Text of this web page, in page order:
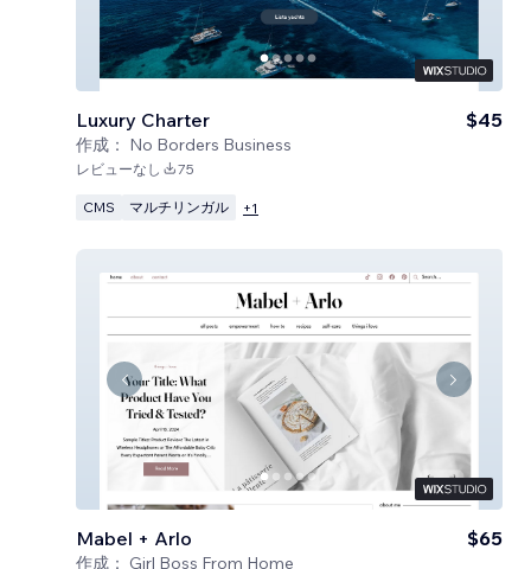
Luxury Charter
作成： No Borders Business
$45
レビューなし 75
CMS マルチリンガル +1
Mabel + Arlo
作成： Girl Boss From Home
$65